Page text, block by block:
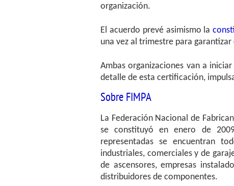
organización.
El acuerdo prevé asimismo la
una vez al trimestre para
Ambas organizaciones van a
detalle de esta certificación,
Sobre FIMPA
La Federación Nacional de
se constituyó en enero de
representadas se encuentran
industriales, comerciales y de
de ascensores, empresas
distribuidores de componentes.